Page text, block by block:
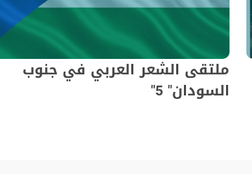
ملتقى الشعر العربي في جنوب
السودان" 5"